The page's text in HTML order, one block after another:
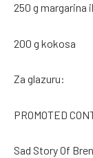
250 g margarina
200 g kokosa
Za glazuru:
PROMOTED
Sad Story Of